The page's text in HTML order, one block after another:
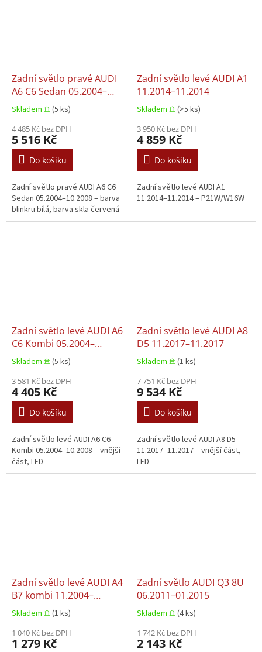
Zadní světlo pravé AUDI
A6 C6 Sedan 05.2004–
10.2008
Skladem 𖠿 (5 ks)
4 485 Kč bez DPH
5 516 Kč
Do košíku
Zadní světlo pravé AUDI A6 C6
Sedan 05.2004–10.2008 – barva
blinkru bílá, barva skla červená
Zadní světlo levé AUDI A1
11.2014–11.2014
Skladem 𖠿 (>5 ks)
3 950 Kč bez DPH
4 859 Kč
Do košíku
Zadní světlo levé AUDI A1
11.2014–11.2014 – P21W/W16W
Zadní světlo levé AUDI A6
C6 Kombi 05.2004–
10.2008
Skladem 𖠿 (5 ks)
3 581 Kč bez DPH
4 405 Kč
Do košíku
Zadní světlo levé AUDI A6 C6
Kombi 05.2004–10.2008 – vnější
část, LED
Zadní světlo levé AUDI A8
D5 11.2017–11.2017
Skladem 𖠿 (1 ks)
7 751 Kč bez DPH
9 534 Kč
Do košíku
Zadní světlo levé AUDI A8 D5
11.2017–11.2017 – vnější část,
LED
Zadní světlo levé AUDI A4
B7 kombi 11.2004–
06.2008
Skladem 𖠿 (1 ks)
1 040 Kč bez DPH
1 279 Kč
Zadní světlo AUDI Q3 8U
06.2011–01.2015
Skladem 𖠿 (4 ks)
1 742 Kč bez DPH
2 143 Kč